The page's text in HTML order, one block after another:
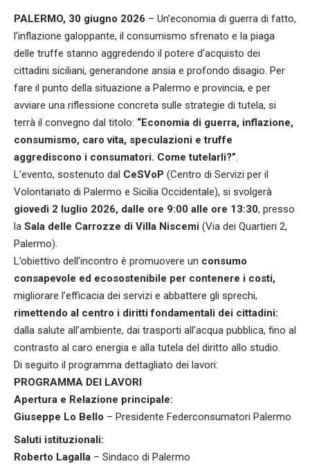
PALERMO, 30 giugno 2026 – Un’economia di guerra di fatto,
l’inflazione galoppante, il consumismo sfrenato e la piaga
delle truffe stanno aggredendo il potere d’acquisto dei
cittadini siciliani, generandone ansia e profondo disagio. Per
fare il punto della situazione a Palermo e provincia, e per
avviare una riflessione concreta sulle strategie di tutela, si
terrà il convegno dal titolo: “Economia di guerra, inflazione,
consumismo, caro vita, speculazioni e truffe
aggrediscono i consumatori. Come tutelarli?”
L’evento, sostenuto dal CeSVoP (Centro di Servizi per il
Volontariato di Palermo e Sicilia Occidentale), si svolgerà
giovedì 2 luglio 2026, dalle ore 9:00 alle ore 13:30, presso
la Sala delle Carrozze di Villa Niscemi (Via dei Quartieri 2,
Palermo).
L’obiettivo dell’incontro è promuovere un consumo
consapevole ed ecosostenibile per contenere i costi,
migliorare l’efficacia dei servizi e abbattere gli sprechi,
rimettendo al centro i diritti fondamentali dei cittadini:
dalla salute all’ambiente, dai trasporti all’acqua pubblica, fino al
contrasto al caro energia e alla tutela del diritto allo studio.
Di seguito il programma dettagliato dei lavori:
PROGRAMMA DEI LAVORI
Apertura e Relazione principale:
Giuseppe Lo Bello – Presidente Federconsumatori Palermo
Saluti istituzionali:
Roberto Lagalla – Sindaco di Palermo